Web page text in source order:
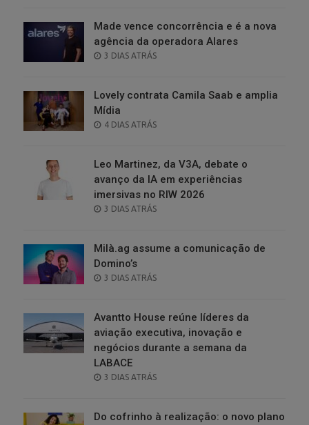
Made vence concorrência e é a nova
agência da operadora Alares
POSTED
3 DIAS ATRÁS
Lovely contrata Camila Saab e amplia
Mídia
POSTED
4 DIAS ATRÁS
Leo Martinez, da V3A, debate o
avanço da IA em experiências
imersivas no RIW 2026
POSTED
3 DIAS ATRÁS
Milà.ag assume a comunicação de
Domino’s
POSTED
3 DIAS ATRÁS
Avantto House reúne líderes da
aviação executiva, inovação e
negócios durante a semana da
LABACE
POSTED
3 DIAS ATRÁS
Do cofrinho à realização: o novo plano